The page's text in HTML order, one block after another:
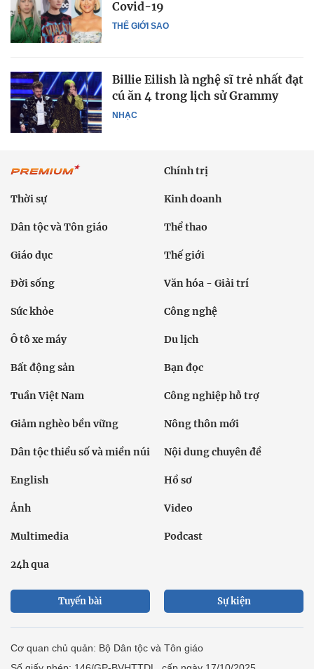
THẾ GIỚI SAO
Covid-19
NHẠC
Billie Eilish là nghệ sĩ trẻ nhất đạt
cú ăn 4 trong lịch sử Grammy
Chính trị
Thời sự Kinh doanh
Dân tộc và Tôn giáo Thể thao
Giáo dục Thế giới
Đời sống Văn hóa - Giải trí
Sức khỏe Công nghệ
Ô tô xe máy Du lịch
Bất động sản Bạn đọc
Tuần Việt Nam Công nghiệp hỗ trợ
Giảm nghèo bền vững Nông thôn mới
Dân tộc thiểu số và miền núi Nội dung chuyên đề
English Hồ sơ
Ảnh Video
Multimedia Podcast
24h qua
Tuyến bài Sự kiện
Cơ quan chủ quản: Bộ Dân tộc và Tôn giáo